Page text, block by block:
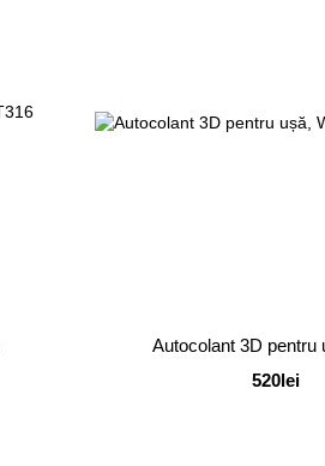
Autocolant 3D pentru
520lei